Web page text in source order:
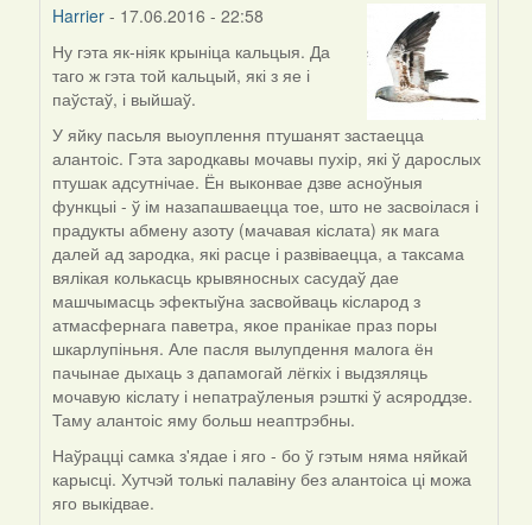
Harrier - 17.06.2016 - 22:58
In
reply
to
by
Галя
Ну гэта як-ніяк крыніца кальцыя. Да
таго ж гэта той кальцый, які з яе і
паўстаў, і выйшаў.
У яйку пасьля выоуплення птушанят застаецца
алантоіс. Гэта зародкавы мочавы пухір, які ў дарослых
птушак адсутнічае. Ён выконвае дзве асноўныя
функцыі - ў ім назапашваецца тое, што не засвоілася і
прадукты абмену азоту (мачавая кіслата) як мага
далей ад зародка, які расце і развіваецца, а таксама
вялікая колькасць крывяносных сасудаў дае
машчымасць эфектыўна засвойваць кісларод з
атмасфернага паветра, якое пранікае праз поры
шкарлупіньня. Але пасля вылупдення малога ён
пачынае дыхаць з дапамогай лёгкіх і выдзяляць
мочавую кіслату і непатраўленыя рэшткі ў асяроддзе.
Таму алантоіс яму больш неаптрэбны.
Наўрацці самка з'ядае і яго - бо ў гэтым няма няйкай
карысці. Хутчэй толькі палавіну без алантоіса ці можа
яго выкідвае.